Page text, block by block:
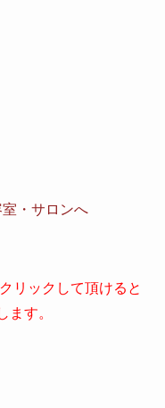
リックして頂けると
ます。